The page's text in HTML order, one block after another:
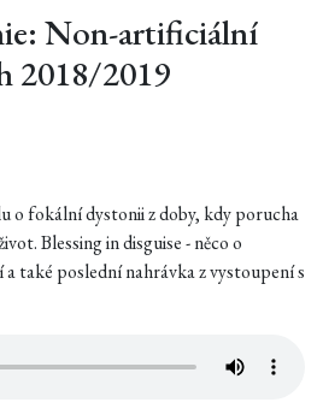
Non-artificiální
2018/2019
o fokální dystonii z doby, kdy porucha
Blessing in disguise - něco o
také poslední nahrávka z vystoupení s